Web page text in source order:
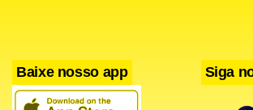
calcanhar de Aquiles de seu oponente.
Baixe nosso app Siga